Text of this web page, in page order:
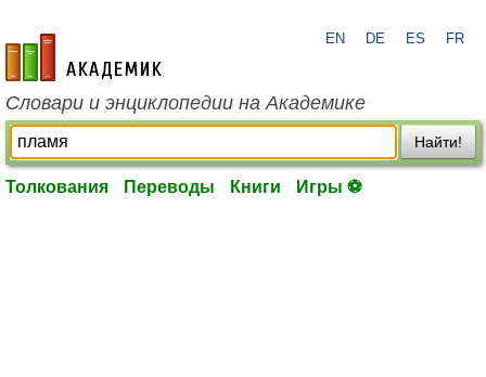
academic.ru
EN DE ES FR
Словари и энциклопедии на Академике
Найти!
Толкования Переводы Книги Игры ⚽